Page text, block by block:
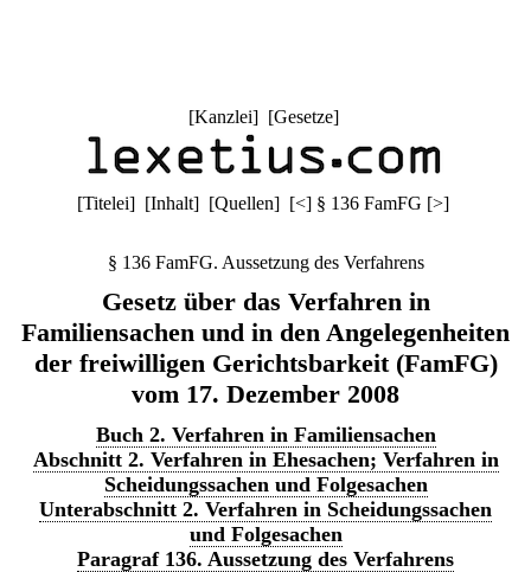
[Kanzlei] [Gesetze]
[Titelei] [Inhalt] [Quellen] [<] § 136 FamFG [>]
§ 136 FamFG. Aussetzung des Verfahrens
Gesetz über das Verfahren in
Familiensachen und in den Angelegenheiten
der freiwilligen Gerichtsbarkeit (FamFG)
vom 17. Dezember 2008
Buch 2. Verfahren in Familiensachen
Abschnitt 2. Verfahren in Ehesachen; Verfahren in
Scheidungssachen und Folgesachen
Unterabschnitt 2. Verfahren in Scheidungssachen
und Folgesachen
Paragraf 136. Aussetzung des Verfahrens